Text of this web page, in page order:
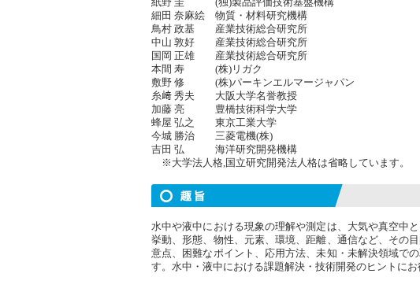
紙野 圭 (独)製品評価技術基盤機構
細田 奈麻絵 物質・材料研究機構
鳥村 政基 産業技術総合研究所
中山 敦好 産業技術総合研究所
国岡 正雄 産業技術総合研究所
本間 寿 (株)リガク
敷野 修 (株)パーキンエルマージャパン
糸﨑 秀夫 大阪大学名誉教授
加藤 亮 豊橋技術科学大学
蜂屋 弘之 東京工業大学
今城 勝治 三菱電機(株)
吉田 弘 海洋研究開発機構
※大学法人格,国立研究開発法人格は省略しています。
水中や液中における現象の理解や測定は、大気や真空中
挙動、形態、物性、元素、環境、距離、通信など、その
意点、困難なポイント、応用方法、未知・未解決領域で
す。水中・液中における課題解決・技術開発のヒントにお